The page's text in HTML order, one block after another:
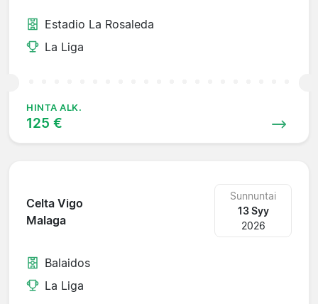
Estadio La Rosaleda
La Liga
HINTA ALK.
125 €
Celta Vigo
Malaga
Sunnuntai
13 Syy
2026
Balaidos
La Liga